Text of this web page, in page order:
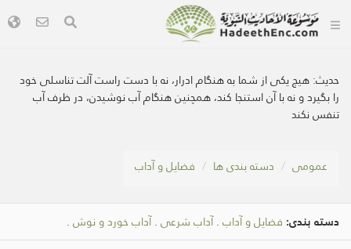
حديث:هیچ یکی از شما به هنگام ادرار، نه با دست راست آلت تناسلی خود
را بگيرد و نه با آن استنجا کند، همچنين هنگام آب نوشيدن، در ظرف آب
تنفس نکند
عمومی دسته بندی ها فضایل و آداب
دسته بندی: فضایل و آداب .آداب شرعی .آداب خورد و نوش .